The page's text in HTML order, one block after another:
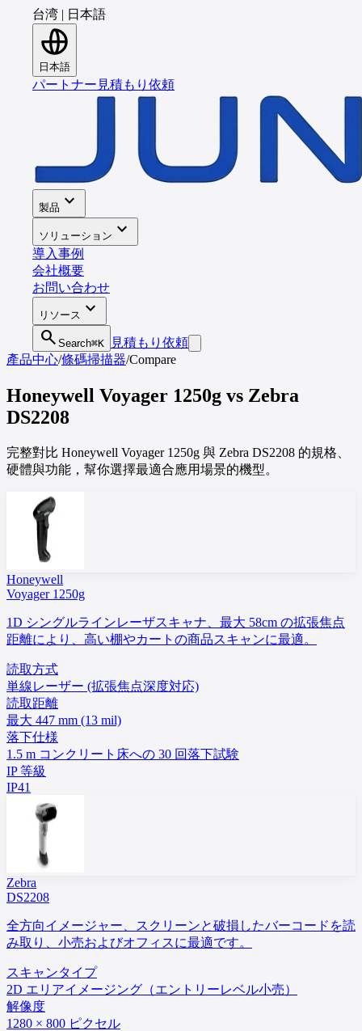
台湾 | 日本語
日本語
パートナー 見積もり依頼
製品 expand_more
ソリューション expand_more
導入事例
会社概要
お問い合わせ
リソース expand_more
search Search⌘K
見積もり依頼
產品中心/條碼掃描器/Compare
Honeywell Voyager 1250g vs Zebra
DS2208
完整對比 Honeywell Voyager 1250g 與 Zebra DS2208 的規格、
硬體與功能，幫你選擇最適合應用場景的機型。
Honeywell
Voyager 1250g
1D シングルラインレーザスキャナ、最大 58cm の拡張焦点
距離により、高い棚やカートの商品スキャンに最適。
読取方式
単線レーザー (拡張焦点深度対応)
読取距離
最大 447 mm (13 mil)
落下仕様
1.5 m コンクリート床への 30 回落下試験
IP 等級
IP41
Zebra
DS2208
全方向イメージャー、スクリーンと破損したバーコードを読
み取り、小売およびオフィスに最適です。
スキャンタイプ
2D エリアイメージング（エントリーレベル小売）
解像度
1280 × 800 ピクセル